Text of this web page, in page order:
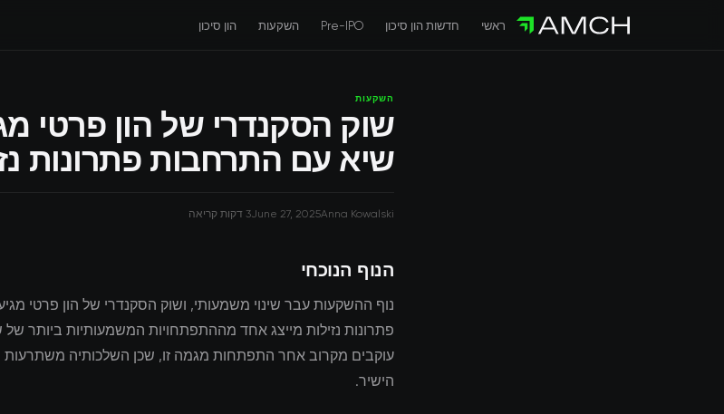
ראשי חדשות הון סיכון Pre-IPO השקעות הון סיכון
השקעות
שוק הסקנדרי של הון פרטי
שיא עם התרחבות פתרונות
Anna Kowalski
June 27, 20253 דקות קריאה
הנוף הנוכחי
נוף ההשקעות עבר שינוי משמעותי, ושוק הסקנדרי של הון פרטי
עוקבים מקרוב אחר התפתחות מגמה זו, שכן השלכותיה
הישיר.